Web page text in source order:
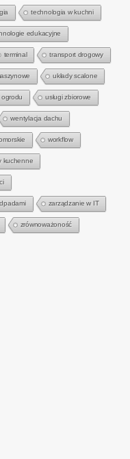
technologia w kuchni
edukacyjne
terminal transport drogowy
układy scalone
usługi zbiorowe
wentylacja dachu
workflow
kuchenne
zarządzanie w IT
zrównoważoność